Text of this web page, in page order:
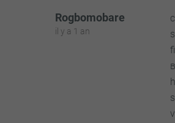
Rogbomobare
il y a 1 an